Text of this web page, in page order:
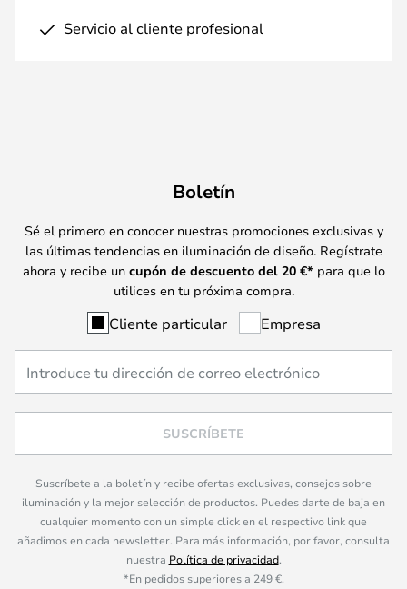
Servicio al cliente profesional
Boletín
Sé el primero en conocer nuestras promociones exclusivas y
las últimas tendencias en iluminación de diseño. Regístrate
ahora y recibe un cupón de descuento del 20 €* para que lo
utilices en tu próxima compra.
Cliente particular Empresa
SUSCRÍBETE
Suscríbete a la boletín y recibe ofertas exclusivas, consejos sobre
iluminación y la mejor selección de productos. Puedes darte de baja en
cualquier momento con un simple click en el respectivo link que
añadimos en cada newsletter. Para más información, por favor, consulta
nuestra Política de privacidad.
*En pedidos superiores a 249 €.